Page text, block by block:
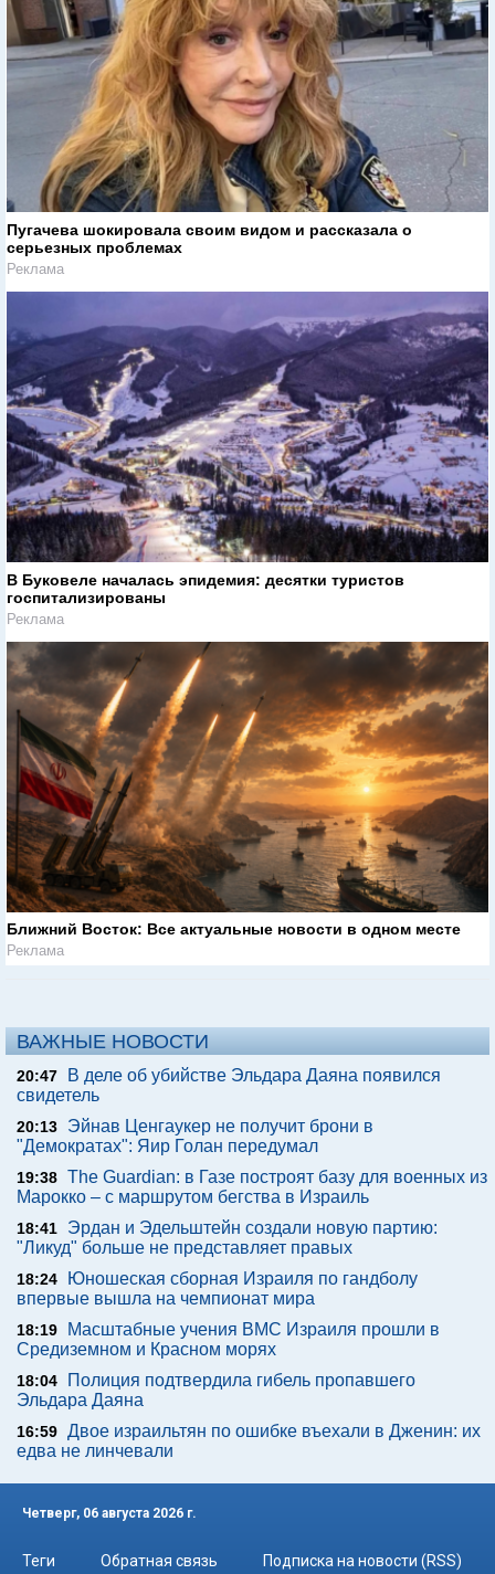
Пугачева шокировала своим видом и рассказала о
серьезных проблемах
Реклама
В Буковеле началась эпидемия: десятки туристов
госпитализированы
Реклама
Ближний Восток: Все актуальные новости в одном месте
Реклама
ВАЖНЫЕ НОВОСТИ
20:47
В деле об убийстве Эльдара Даяна появился
свидетель
20:13
Эйнав Ценгаукер не получит брони в
"Демократах": Яир Голан передумал
19:38 The Guardian: в Газе построят базу для военных из
Марокко – с маршрутом бегства в Израиль
18:41
Эрдан и Эдельштейн создали новую партию:
"Ликуд" больше не представляет правых
18:24
Юношеская сборная Израиля по гандболу
впервые вышла на чемпионат мира
18:19
Масштабные учения ВМС Израиля прошли в
Средиземном и Красном морях
18:04
Полиция подтвердила гибель пропавшего
Эльдара Даяна
16:59 Двое израильтян по ошибке въехали в Дженин: их
едва не линчевали
Четверг, 06 августа 2026 г.
Теги Обратная связь Подписка на новости (RSS)